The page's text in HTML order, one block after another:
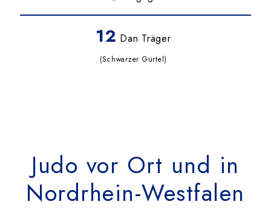
Dokumente
12 Dan Träger
(Schwarzer Gürtel)
Judo vor Ort und in
Nordrhein-Westfalen